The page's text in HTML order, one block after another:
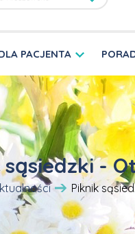
PACJENTA
sąsiedzki -
Piknik